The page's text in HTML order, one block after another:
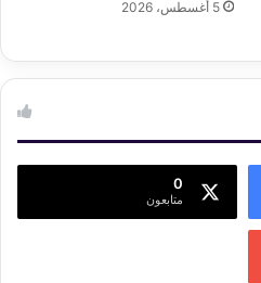
5 أغسطس، 2026
0
متابعون